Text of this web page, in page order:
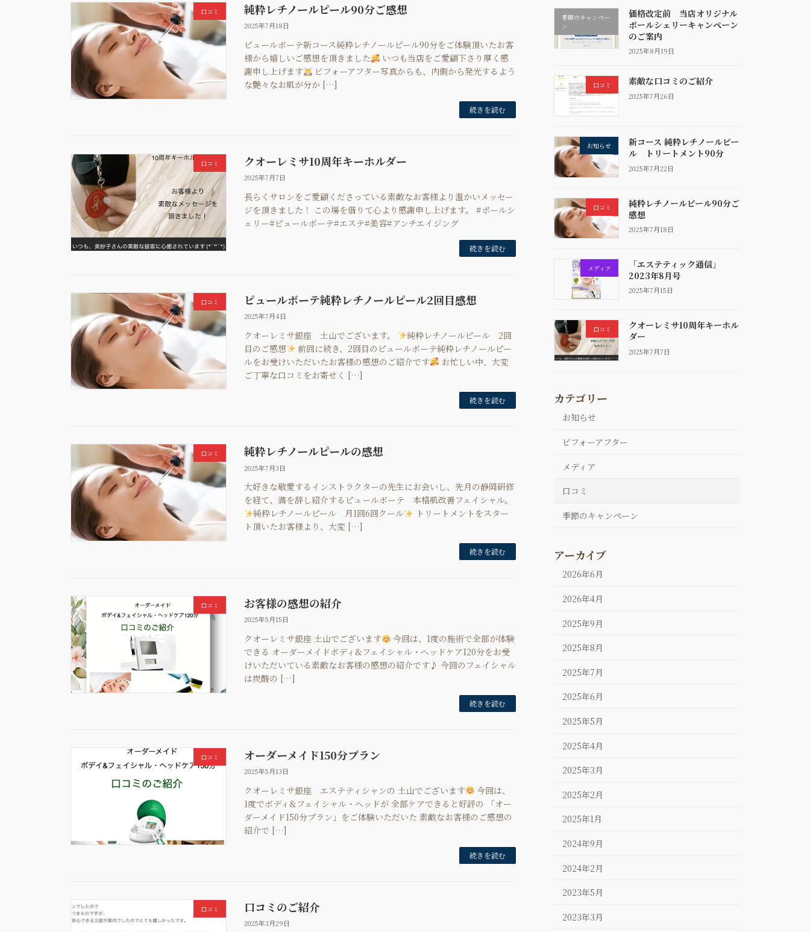
口コミ 純粋レチノールピール90分ご感想
2025年7月18日
ピュールボーテ新コース純粋レチノールピール90分をご体験頂いたお客
様から嬉しいご感想を頂きました
いつも当店をご愛顧下さり厚く感
謝申し上げます
ビフォーアフター写真からも、内側から発光するよう
な艶々なお肌が分か […]
続きを読む
口コミ クオーレミサ10周年キーホルダー
2025年7月7日
長らくサロンをご愛顧くださっている素敵なお客様より温かいメッセー
ジを頂きました！ この場を借りて心より感謝申し上げます。 #ポールシ
ェリー#ピュールボーテ#エステ#美容#アンチエイジング
続きを読む
口コミ ピュールボーテ純粋レチノールピール2回目感想
2025年7月4日
クオーレミサ銀座 土山でございます。
純粋レチノールピール 2回
目のご感想
前回に続き、2回目のピュールボーテ純粋レチノールピー
ルをお受けいただいたお客様の感想のご紹介です
お忙しい中、大変
ご丁寧な口コミをお寄せく […]
続きを読む
口コミ 純粋レチノールピールの感想
2025年7月3日
大好きな敬愛するインストラクターの先生にお会いし、先月の静岡研修
を経て、満を辞し紹介するピュールボーテ 本格肌改善フェイシャル。
純粋レチノールピール 月1回6回クール
トリートメントをスター
ト頂いたお客様より、大変 […]
続きを読む
口コミ お客様の感想の紹介
2025年5月15日
クオーレミサ銀座 土山でございます
今回は、1度の施術で全部が体験
できる オーダーメイドボディ&フェイシャル・ヘッドケア120分をお受
けいただいている素敵なお客様の感想の紹介です♪ 今回のフェイシャル
は炭酸の […]
続きを読む
口コミ オーダーメイド150分プラン
2025年5月13日
クオーレミサ銀座 エステティシャンの 土山でございます
今回は、
1度でボディ&フェイシャル・ヘッドが 全部ケアできると好評の 「オー
ダーメイド150分プラン」をご体験いただいた 素敵なお客様のご感想の
紹介で […]
続きを読む
口コミ 口コミのご紹介
2025年3月29日
季節のキャンペー
ン
価格改定前 当店オリジナル
ポールシェリーキャンペーン
のご案内
2025年8月19日
口コミ 素敵な口コミのご紹介
2025年7月26日
お知らせ
新コース 純粋レチノールピー
ル トリートメント90分
2025年7月22日
口コミ
純粋レチノールピール90分ご
感想
2025年7月18日
メディア
「エステティック通信」
2023年8月号
2025年7月15日
口コミ
クオーレミサ10周年キーホル
ダー
2025年7月7日
カテゴリー
お知らせ
ビフォーアフター
メディア
口コミ
季節のキャンペーン
アーカイブ
2026年6月
2026年4月
2025年9月
2025年8月
2025年7月
2025年6月
2025年5月
2025年4月
2025年3月
2025年2月
2025年1月
2024年9月
2024年2月
2023年5月
2023年3月